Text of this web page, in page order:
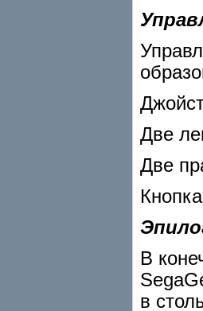
Две
Две
Кнопка
В
в